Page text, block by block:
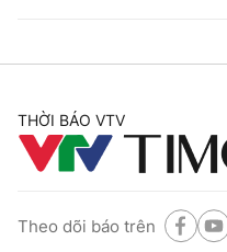
THỜI BÁO VTV
Theo dõi báo trên